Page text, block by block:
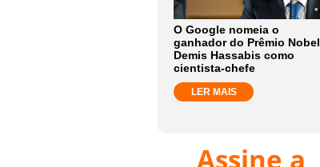
O Google nomeia o
ganhador do Prêmio Nobel
Demis Hassabis como
cientista-chefe
LER MAIS
Assine a